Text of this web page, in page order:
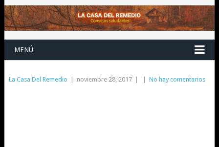
MENÚ
La Casa Del Remedio noviembre 28, 2017 No hay comentarios